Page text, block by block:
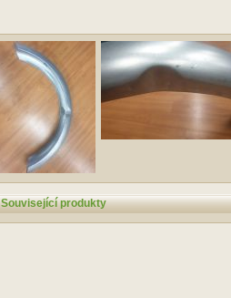
Související produkty